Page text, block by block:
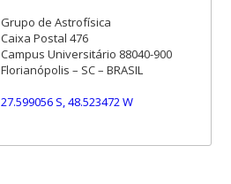
Grupo de Astrofísica
Caixa Postal 476
Campus Universitário 88040-900
Florianópolis – SC – BRASIL
27.599056 S, 48.523472 W